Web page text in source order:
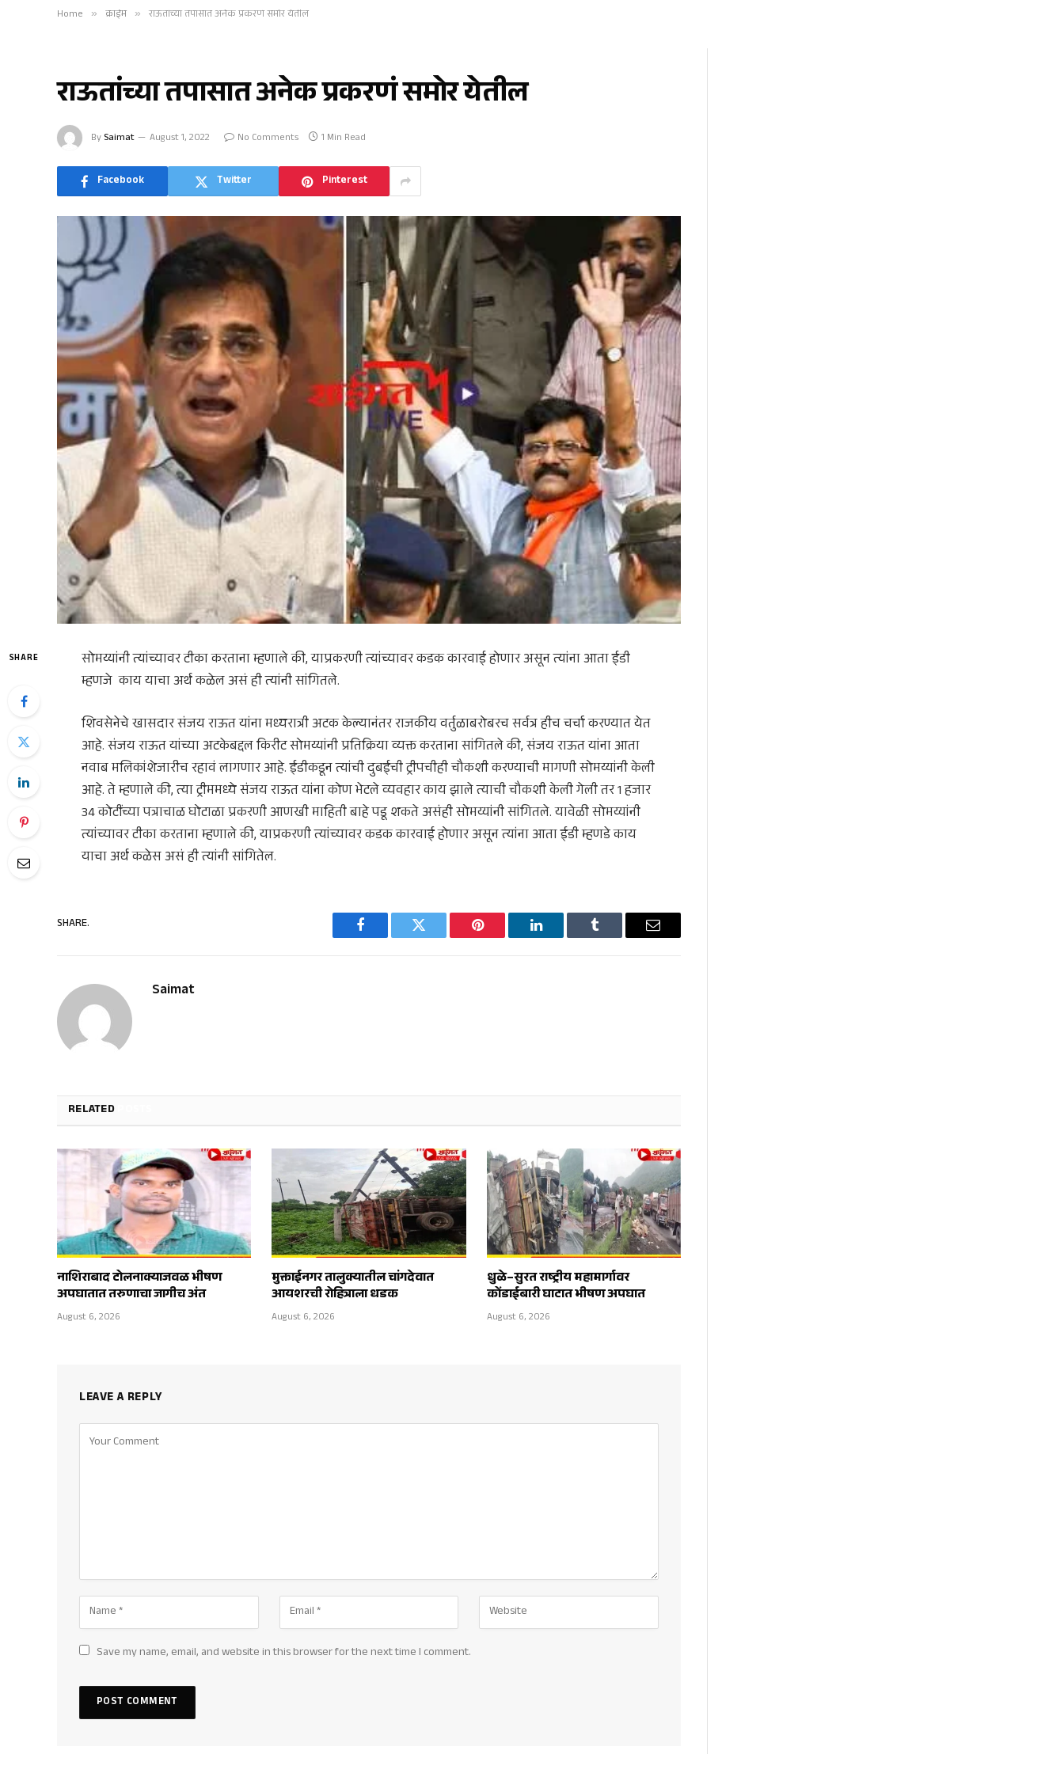
Home » क्राईम » राऊतांच्या तपासात अनेक प्रकरणं समोर येतील
राऊतांच्या तपासात अनेक प्रकरणं समोर येतील
By Saimat August 1, 2022 No Comments 1 Min Read
Facebook Twitter Pinterest
SHARE
सोमय्यांनी त्यांच्यावर टीका करताना म्हणाले की, याप्रकरणी त्यांच्यावर कडक कारवाई होणार असून त्यांना आता ईडी
म्हणजे काय याचा अर्थ कळेल असं ही त्यांनी सांगितले.
शिवसेनेचे खासदार संजय राऊत यांना मध्यरात्री अटक केल्यानंतर राजकीय वर्तुळाबरोबरच सर्वत्र हीच चर्चा करण्यात येत
आहे. संजय राऊत यांच्या अटकेबद्दल किरीट सोमय्यांनी प्रतिक्रिया व्यक्त करताना सांगितले की, संजय राऊत यांना आता
नवाब मलिकांशेजारीच रहावं लागणार आहे. ईडीकडून त्यांची दुबईची ट्रीपचीही चौकशी करण्याची मागणी सोमय्यांनी केली
आहे. ते म्हणाले की, त्या ट्रीममध्ये संजय राऊत यांना कोण भेटले व्यवहार काय झाले त्याची चौकशी केली गेली तर 1 हजार
34 कोटींच्या पत्राचाळ घोटाळा प्रकरणी आणखी माहिती बाहे पडू शकते असंही सोमय्यांनी सांगितले. यावेळी सोमय्यांनी
त्यांच्यावर टीका करताना म्हणाले की, याप्रकरणी त्यांच्यावर कडक कारवाई होणार असून त्यांना आता ईडी म्हणडे काय
याचा अर्थ कळेस असं ही त्यांनी सांगितेल.
SHARE.
Facebook Twitter Pinterest LinkedIn Tumblr Email
Saimat
RELATED
नाशिराबाद टोलनाक्याजवळ भीषण
अपघातात तरुणाचा जागीच अंत
August 6, 2026
मुक्ताईनगर तालुक्यातील चांगदेवात
आयशरची रोहित्राला धडक
August 6, 2026
धुळे–सुरत राष्ट्रीय महामार्गावर
कोंडाईबारी घाटात भीषण अपघात
August 6, 2026
LEAVE A REPLY
Save my name, email, and website in this browser for the next time I comment.